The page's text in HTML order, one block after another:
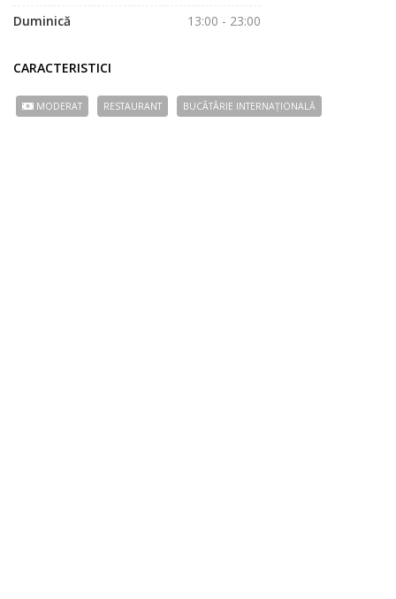
Duminică
13:00 - 23:00
CARACTERISTICI
MODERAT RESTAURANT BUCÃTÃRIE INTERNAȚIONALĂ